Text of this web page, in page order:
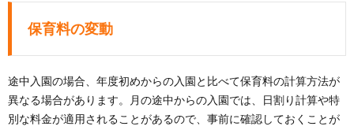
保育料の変動
途中入園の場合、年度初めからの入園と比べて保育料の計算方法が
異なる場合があります。月の途中からの入園では、日割り計算や特
別な料金が適用されることがあるので、事前に確認しておくことが